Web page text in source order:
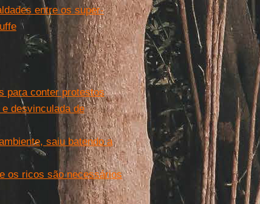
entre os super-
para conter protestos
desvinculada de
saiu batendo a
os ricos são necessários